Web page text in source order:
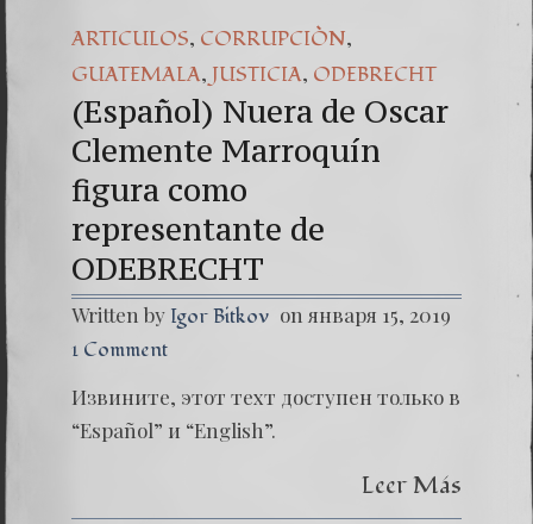
ARTICULOS, CORRUPCIÒN,
GUATEMALA, JUSTICIA, ODEBRECHT
(Español) Nuera de Oscar
Clemente Marroquín
figura como
representante de
ODEBRECHT
Written by Igor Bitkov on января 15, 2019
1 Comment
Извините, этот техт доступен только в
“Español” и “English”.
Leer Más